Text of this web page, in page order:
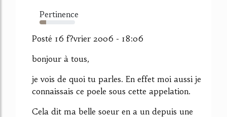
Pertinence
19%
Posté 16 f?vrier 2006 - 18:06
bonjour à tous,
je vois de quoi tu parles. En effet moi aussi je
connaissais ce poele sous cette appelation.
Cela dit ma belle soeur en a un depuis une